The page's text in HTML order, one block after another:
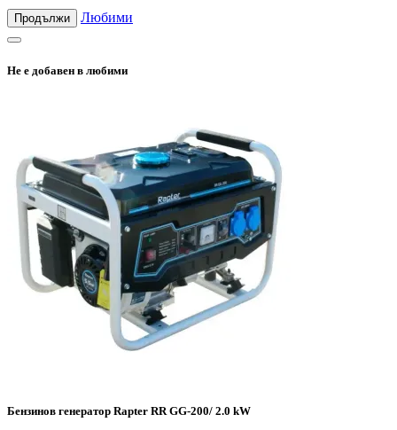
Продължи Любими
Не е добавен в любими
Бензинов генератор Rapter RR GG-200/ 2.0 kW